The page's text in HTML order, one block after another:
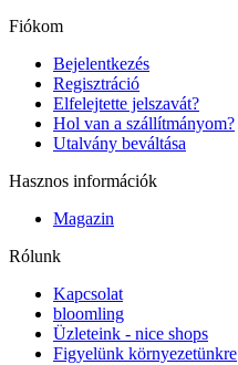
Fiókom
Bejelentkezés
Regisztráció
Elfelejtette jelszavát?
Hol van a szállítmányom?
Utalvány beváltása
Hasznos információk
Magazin
Rólunk
Kapcsolat
bloomling
Üzleteink - nice shops
Figyelünk környezetünkre